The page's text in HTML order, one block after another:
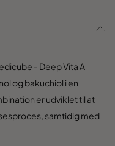
- Deep Vita A
og bakuchiol i en
er udviklet til at
samtidig med